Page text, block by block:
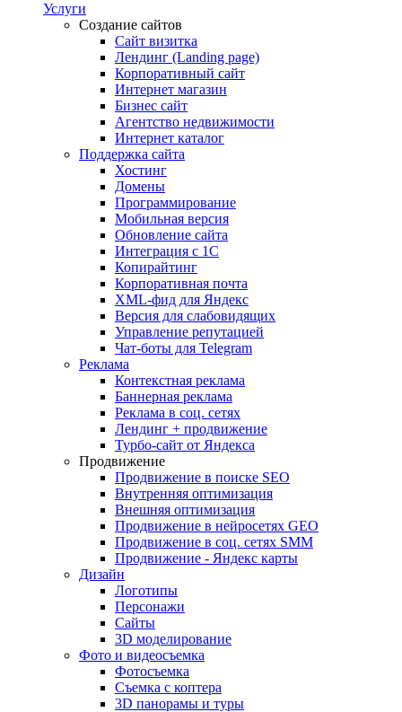
Услуги
Создание сайтов
Сайт визитка
Лендинг (Landing page)
Корпоративный сайт
Интернет магазин
Бизнес сайт
Агентство недвижимости
Интернет каталог
Поддержка сайта
Хостинг
Домены
Программирование
Мобильная версия
Обновление сайта
Интеграция с 1С
Копирайтинг
Корпоративная почта
XML-фид для Яндекс
Версия для слабовидящих
Управление репутацией
Чат-боты для Telegram
Реклама
Контекстная реклама
Баннерная реклама
Реклама в соц. сетях
Лендинг + продвижение
Турбо-сайт от Яндекса
Продвижение
Продвижение в поиске SEO
Внутренняя оптимизация
Внешняя оптимизация
Продвижение в нейросетях GEO
Продвижение в соц. сетях SMM
Продвижение - Яндекс карты
Дизайн
Логотипы
Персонажи
Сайты
3D моделирование
Фото и видеосъемка
Фотосъемка
Съемка с коптера
3D панорамы и туры